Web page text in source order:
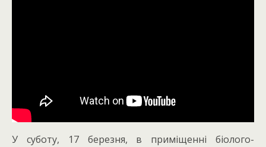
У суботу, 17 березня, в приміщенні біолого-